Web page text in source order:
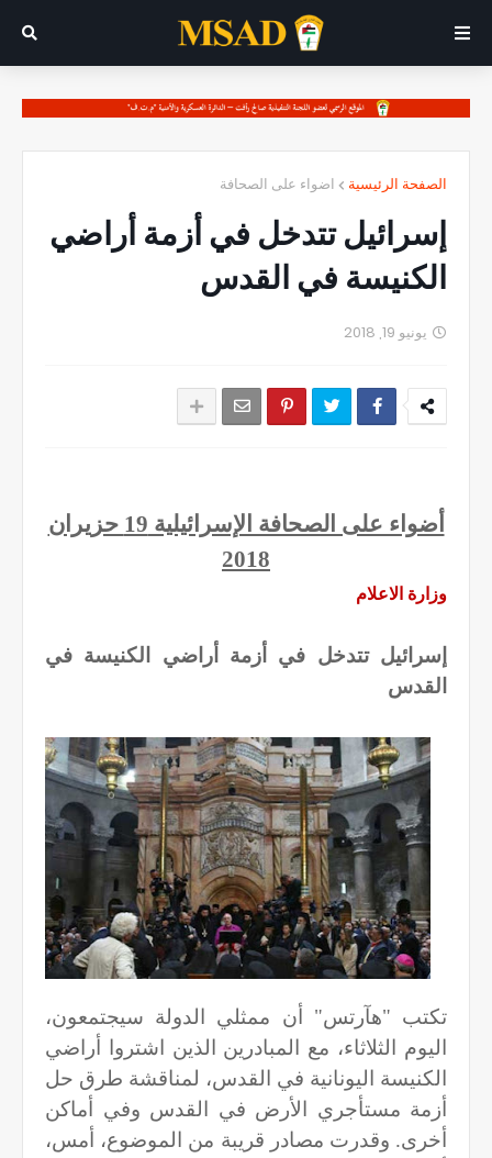
الصفحة الرئيسية اضواء على الصحافة
إسرائيل تتدخل في أزمة أراضي
الكنيسة في القدس
يونيو 19, 2018
أضواء على الصحافة الإسرائيلية 19 حزيران
2018
وزارة الاعلام
إسرائيل تتدخل في أزمة أراضي الكنيسة في
القدس
تكتب "هآرتس" أن ممثلي الدولة سيجتمعون،
اليوم الثلاثاء، مع المبادرين الذين اشتروا أراضي
الكنيسة اليونانية في القدس، لمناقشة طرق حل
أزمة مستأجري الأرض في القدس وفي أماكن
أخرى. وقدرت مصادر قريبة من الموضوع، أمس،